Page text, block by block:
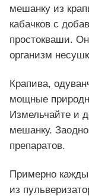
мешанку из
кабачков с
простокваши.
организм
Крапива,
мощные
Измельчайте и
мешанку.
препаратов.
Примерно
из